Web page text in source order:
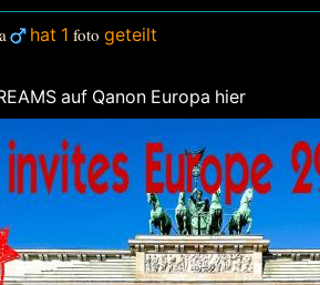
hat 1 foto geteilt
auf Qanon Europa hier